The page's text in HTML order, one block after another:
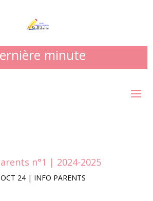
minute
n°1 | 2024-2025
24| INFO PARENTS